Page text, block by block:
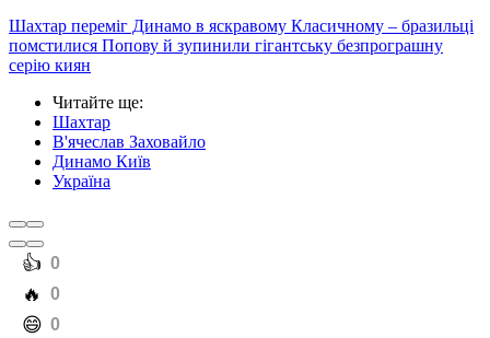
Шахтар переміг Динамо в яскравому Класичному – бразильці
помстилися Попову й зупинили гігантську безпрограшну
серію киян
Читайте ще:
Шахтар
В'ячеслав Заховайло
Динамо Київ
Україна
️👍 0
️🔥 0
️😄 0